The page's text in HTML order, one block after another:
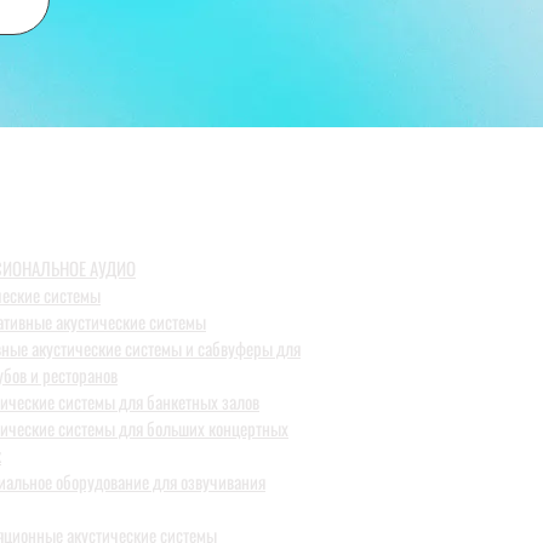
АУДИО
системы
акустические системы
акустические системы и сабвуферы для
и ресторанов
системы для банкетных залов
системы для больших концертных
оборудование для озвучивания
акустические системы